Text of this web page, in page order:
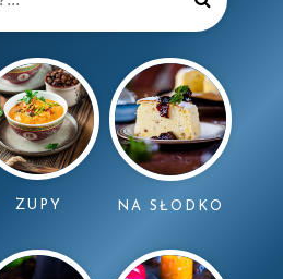
ZUPY NA SŁODKO